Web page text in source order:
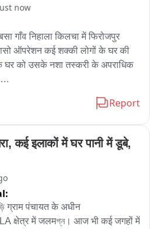
now
गाँव निहाला किलचा में फिरोजपुर
ऑपरेशन कई शक्की लोगों के घर की
घर को उसके नशा तस्करी के अपराधिक
ने अपने साथ ऐस ऐस पी फिरोजपुर
अभियान
के लोगो के साथ संपर्क बना कर सरहद
ड्रोन गतिविधियों और नशे और
वाले तस्करों के बारे में किया विचारविमर्श
सरकार द्वारा दिए जाने वाले नगद इनाम
Report
कई इलाकों में घर पानी में डूबे,
ग्राम पंचायत के अधीन
क्षेत्र में जलमগ্ন। आज भी कई जगहों में